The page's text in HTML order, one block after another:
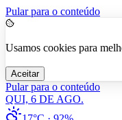
Pular para o conteúdo
Usamos cookies para
Aceitar
Pular para o conteúdo
QUI, 6 DE AGO.